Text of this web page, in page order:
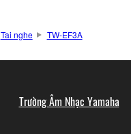
Tai nghe TW-EF3A
Trường Âm Nhạc Yamaha